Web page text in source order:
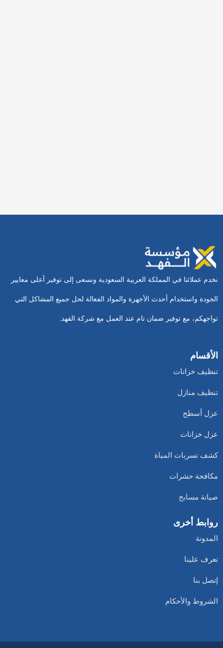
نخدم عملائنا في المملكة العربية السعودية ونسعى إلى توفير أعلى معايير
الجودة واستخدام أحدث الأجهزة والمواد الفعالة لحل جميع المشاكل التي
تواجهكم، مع توفير ضمان تام عند العمل مع شركة الفهد.
الأقسام
تنظيف خزانات
تنظيف منازل
عزل أسطح
عزل خزانات
كشف تسربات المياة
مكافحة حشرات
صيانة مسابح
روابط أخرى
المدونة
تعرف علينا
إتصل بنا
الشروط والأحكام